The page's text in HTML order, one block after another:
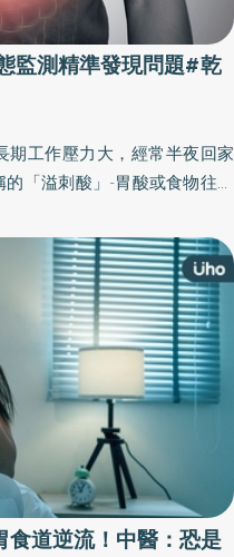
監測精準發現問題#乾
期工作壓力大，經常半夜回家
「溢刺酸」-胃酸或食物往上
狀越發頻繁，尤其睡覺到半
平躺就是出現火燒心，還併發
無法完成工作，造成謝先生
，多重折磨下經介紹到中國
診尋求幫助，蕭醫師建議謝
pH monitor)」：將一條0.2
道與胃附近，導管外接動態
值變化及食道蠕動的情形，
時胃酸逆流非常嚴重，蕭望
，以及改變晚餐的飲食內容，
顯改善，謝先生終於恢復原
道逆流！中醫：恐是